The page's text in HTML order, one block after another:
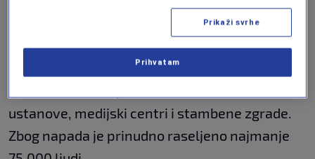
U tim napadima je ranjeno najmanje 1.620
ustanove, medijski centri i stambene zgrade.
Zbog napada je prinudno raseljeno najmanje
Prikaži svrhe
Prihvatam